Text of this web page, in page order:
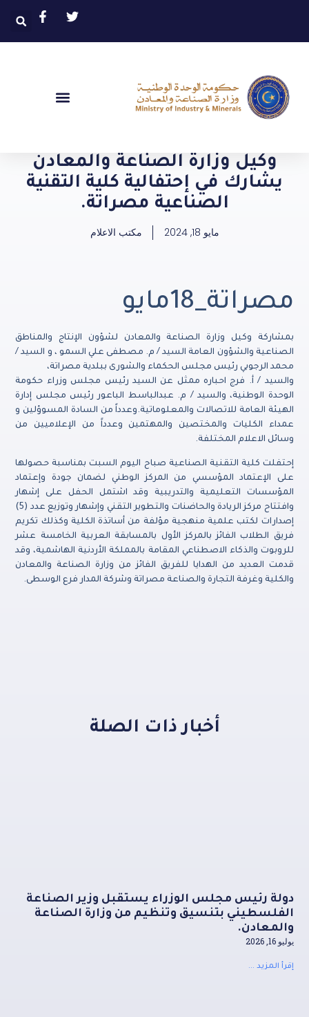
وكيل وزارة الصناعة والمعادن
يشارك في إحتفالية كلية التقنية
الصناعية مصراتة.
مايو 18, 2024 مكتب الاعلام
مصراتة_18مايو
بمشاركة وكيل وزارة الصناعة والمعادن لشؤون الإنتاج والمناطق
الصناعية والشؤون العامة السيد / م. مصطفى علي السمو ، و السيد /
محمد الرجوبي رئيس مجلس الحكماء والشورى ببلدية مصراتة،
والسيد / أ. فرج احباره ممثل عن السيد رئيس مجلس وزراء حكومة
الوحدة الوطنية، والسيد / م. عبدالباسط الباعور رئيس مجلس إدارة
الهيئة العامة للاتصالات والمعلوماتية.وعدداً من السادة المسوؤلين و
عمداء الكليات والمختصين والمهتمين وعدداً من الإعلاميين من
وسائل الاعلام المختلفة.
إحتفلت كلية التقنية الصناعية صباح اليوم السبت بمناسبة حصولها
على الإعتماد المؤسسي من المركز الوطني لضمان جودة وإعتماد
المؤسسات التعليمية والتدريبية وقد اشتمل الحفل على إشهار
وافتتاح مركز الريادة والحاضنات والتطوير التقني وإشهار وتوزيع عدد (5)
إصدارات لكتب علمية منهجية مؤلفة من أساتذة الكلية وكذلك تكريم
فريق الطلاب الفائز بالمركز الأول بالمسابقة العربية الخامسة عشر
للروبوت والذكاء الاصطناعي المقامة بالمملكة الأردنية الهاشمية، وقد
قدمت العديد من الهدايا للفريق الفائز من وزارة الصناعة والمعادن
والكلية وغرفة التجارة والصناعة مصراتة وشركة المدار فرع الوسطى.
أخبار ذات الصلة
دولة رئيس مجلس الوزراء يستقبل وزير الصناعة
الفلسطيني بتنسيق وتنظيم من وزارة الصناعة
والمعادن.
يوليو 16, 2026
إقرأ المزيد ...